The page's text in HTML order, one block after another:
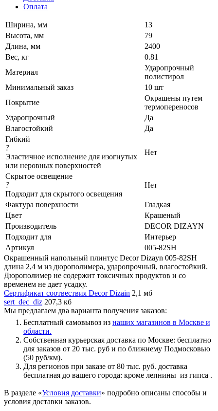
Оплата
Ширина, мм
13
Высота, мм
79
Длина, мм
2400
Вес, кг
0.81
Материал
Ударопрочный
полистирол
Минимальный заказ
10 шт
Покрытие
Окрашены путем
термопереносов
Ударопрочный
Да
Влагостойкий
Да
Гибкий
?
Эластичное исполнение для изогнутых
или неровных поверхностей
Нет
Скрытое освещение
?
Подходит для скрытого освещения
Нет
Фактура поверхности
Гладкая
Цвет
Крашеный
Производитель
DECOR DIZAYN
Подходит для
Интерьер
Артикул
005-82SH
Окрашенный напольный плинтус Decor Dizayn 005-82SH
длина 2,4 м из дюрополимера, ударопрочный, влагостойкий.
Дюрополимер не содержит токсичных продуктов и со
временем не дает усадку.
Сертификат соотвествия Decor Dizain 2,1 мб
sert_dec_diz 207,3 кб
Мы предлагаем два варианта получения заказов:
Бесплатный самовывоз из наших магазинов в Москве и
области.
Собственная курьерская доставка по Москве: бесплатно
для заказов от 20 тыс. руб и по ближнему Подмосковью
(50 руб/км).
Для регионов при заказе от 80 тыс. руб. доставка
бесплатная до вашего города: кроме лепнины из гипса .
В разделе «Условия доставки» подробно описаны способы и
условия доставки заказов.